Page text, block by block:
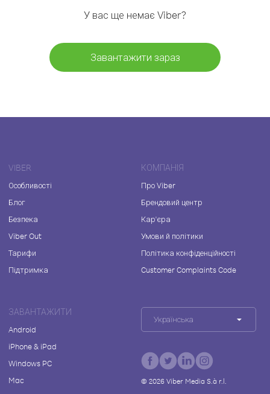
У вас ще немає Viber?
Завантажити зараз
VIBER
Особливості
Блог
Безпека
Viber Out
Тарифи
Підтримка
КОМПАНІЯ
Про Viber
Брендовий центр
Кар'єра
Умови й політики
Політика конфіденційності
Customer Complaints Code
ЗАВАНТАЖИТИ
Android
iPhone & iPad
Windows PC
Mac
Українська
© 2026Viber Media S.à r.l.